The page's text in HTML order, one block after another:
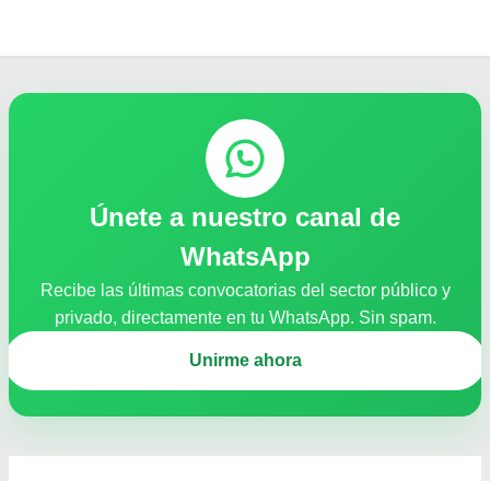
Únete a nuestro canal de
WhatsApp
Recibe las últimas convocatorias del sector público y
privado, directamente en tu WhatsApp. Sin spam.
Unirme ahora